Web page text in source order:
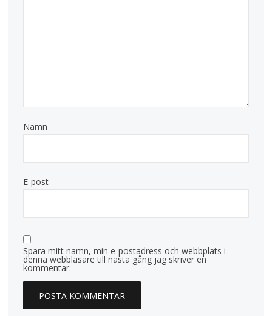
Namn
E-post
Spara mitt namn, min e-postadress och webbplats i
denna webbläsare till nästa gång jag skriver en
kommentar.